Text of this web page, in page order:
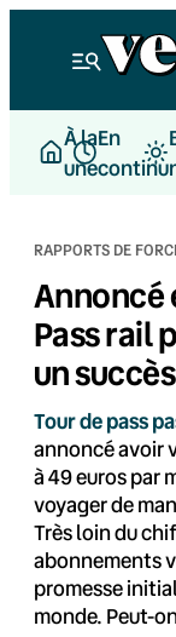
À la
une
En
continu
RAPPORTS DE
Annoncé
Pass rail
un
Tour de pass
annoncé avoir
à 49 euros par
voyager de
Très loin du
abonnements
promesse
monde. Peut-